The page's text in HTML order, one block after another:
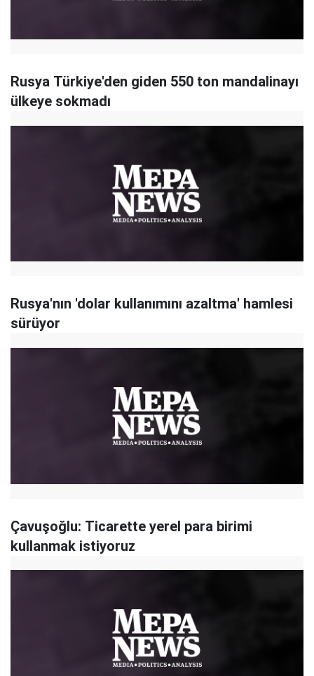
Rusya Türkiye'den giden 550 ton mandalinayı
ülkeye sokmadı
Rusya'nın 'dolar kullanımını azaltma' hamlesi
sürüyor
Çavuşoğlu: Ticarette yerel para birimi
kullanmak istiyoruz